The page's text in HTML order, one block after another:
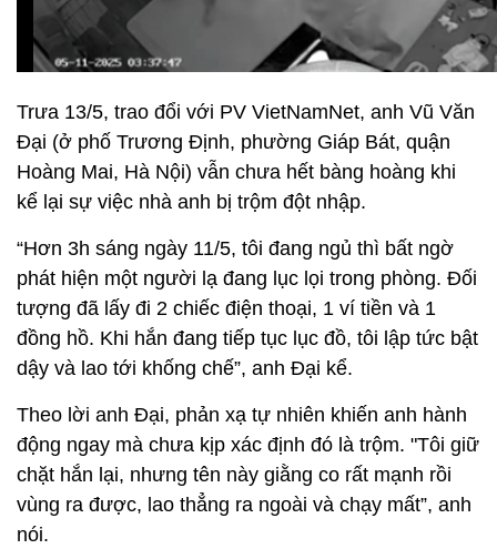
Trưa 13/5, trao đổi với PV VietNamNet, anh Vũ Văn
Đại (ở phố Trương Định, phường Giáp Bát, quận
Hoàng Mai, Hà Nội) vẫn chưa hết bàng hoàng khi
kể lại sự việc nhà anh bị trộm đột nhập.
“Hơn 3h sáng ngày 11/5, tôi đang ngủ thì bất ngờ
phát hiện một người lạ đang lục lọi trong phòng. Đối
tượng đã lấy đi 2 chiếc điện thoại, 1 ví tiền và 1
đồng hồ. Khi hắn đang tiếp tục lục đồ, tôi lập tức bật
dậy và lao tới khống chế”, anh Đại kể.
Theo lời anh Đại, phản xạ tự nhiên khiến anh hành
động ngay mà chưa kịp xác định đó là trộm. "Tôi giữ
chặt hắn lại, nhưng tên này giằng co rất mạnh rồi
vùng ra được, lao thẳng ra ngoài và chạy mất”, anh
nói.